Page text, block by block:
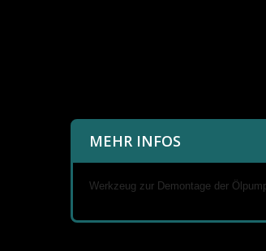
MEHR INFOS
Werkzeug zur Demontage der